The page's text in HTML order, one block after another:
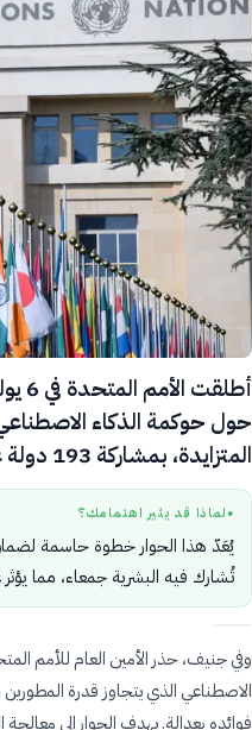
حول حوكمة الذكاء
المتزايدة، بمشاركة 193 دولة عضواً.
● لماذا قد يثير اهتمامك؟
يُعَدّ هذا الحوار خطوة حاسمة
تُشارك فيه البشرية جمعاء، مما
وفي جنيف، حذر الأمين العام للأمم
الاصطناعي الذي يتجاوز قدرة
فوائده بعدالة. يهدف الحوار إلى